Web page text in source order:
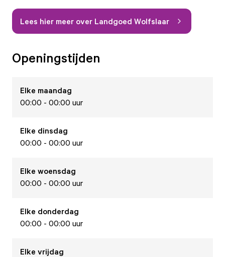
Lees hier meer over Landgoed Wolfslaar
Openingstijden
Elke maandag
00:00 - 00:00 uur
Elke dinsdag
00:00 - 00:00 uur
Elke woensdag
00:00 - 00:00 uur
Elke donderdag
00:00 - 00:00 uur
Elke vrijdag